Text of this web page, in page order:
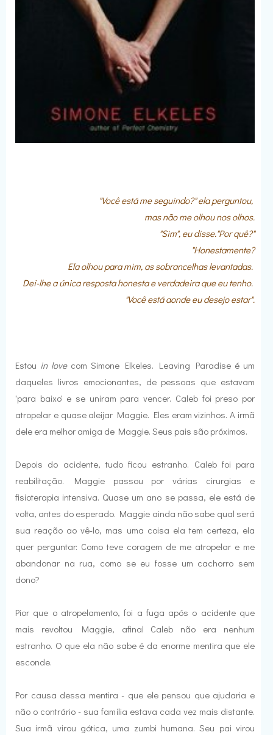
"Você está me seguindo?" ela perguntou,
mas não me olhou nos olhos.
"Sim", eu disse."Por quê?"
"Honestamente?
Ela olhou para mim, as sobrancelhas levantadas.
Dei-lhe a única resposta honesta e verdadeira que eu tenho.
"Você está aonde eu desejo estar".
Estou in lovecom Simone Elkeles. Leaving Paradise é um
daqueles livros emocionantes, de pessoas que estavam
'para baixo' e se uniram para vencer. Caleb foi preso por
atropelar e quase aleijar Maggie. Eles eram vizinhos. A irmã
dele era melhor amiga de Maggie. Seus pais são próximos.
Depois do acidente, tudo ficou estranho. Caleb foi para
reabilitação. Maggie passou por várias cirurgias e
fisioterapia intensiva. Quase um ano se passa, ele está de
volta, antes do esperado. Maggie ainda não sabe qual será
sua reação ao vê-lo, mas uma coisa ela tem certeza, ela
quer perguntar: Como teve coragem de me atropelar e me
abandonar na rua, como se eu fosse um cachorro sem
dono?
Pior que o atropelamento, foi a fuga após o acidente que
mais revoltou Maggie, afinal Caleb não era nenhum
estranho. O que ela não sabe é da enorme mentira que ele
esconde.
Por causa dessa mentira - que ele pensou que ajudaria e
não o contrário - sua família estava cada vez mais distante.
Sua irmã virou gótica, uma zumbi humana. Seu pai virou